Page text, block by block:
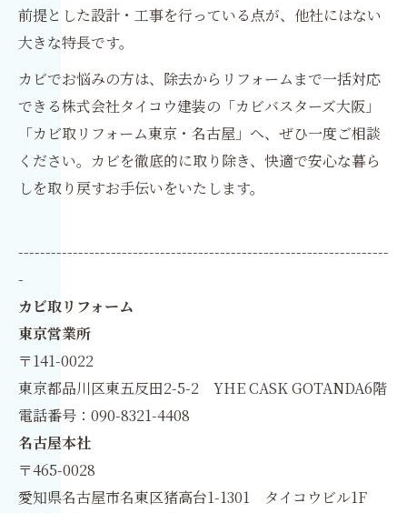
前提とした設計・工事を行っている点が、他社にはない
大きな特長です。
カビでお悩みの方は、除去からリフォームまで一括対応
できる株式会社タイコウ建装の「カビバスターズ大阪」
「カビ取リフォーム東京・名古屋」へ、ぜひ一度ご相談
ください。カビを徹底的に取り除き、快適で安心な暮ら
しを取り戻すお手伝いをいたします。
--------------------------------------------------------------------
-
カビ取リフォーム
東京営業所
〒141-0022
東京都品川区東五反田2-5-2 YHE CASK GOTANDA6階
電話番号：090-8321-4408
名古屋本社
〒465-0028
愛知県名古屋市名東区猪高台1-1301 タイコウビル1F